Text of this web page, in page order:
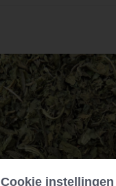
Cookie instellingen